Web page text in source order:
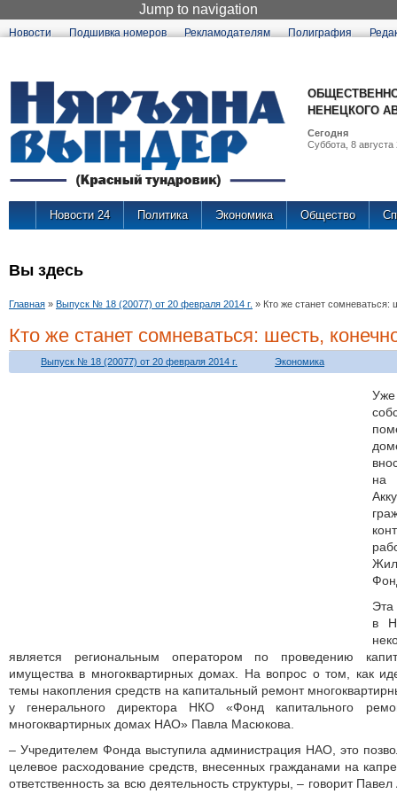
Jump to navigation
Новости Подшивка номеров Рекламодателям Полиграфия
НЕНЕЦКОГО
Сегодня
Суббота, 8 августа
Новости 24 Политика Экономика Общество
Вы здесь
Главная » Выпуск № 18 (20077) от 20 февраля 2014 г. » Кто же станет сомневаться:
Кто же станет сомневаться: шесть,
Выпуск № 18 (20077) от 20 февраля 2014 г. Экономика
Уже
на
Эта
в
является региональным оператором по проведению
имущества в многоквартирных домах. На вопрос о том, как
темы накопления средств на капитальный ремонт
у генерального директора НКО «Фонд капитального
многоквартирных домах НАО» Павла Масюкова.
– Учредителем Фонда выступила администрация НАО, это
целевое расходование средств, внесенных гражданами на
ответственность за всю деятельность структуры, – говорит